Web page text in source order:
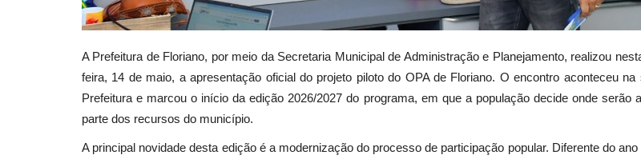
A Prefeitura de Floriano, por meio da Secretaria Municipal de Administração e Planejamento, realizou
feira, 14 de maio, a apresentação oficial do projeto piloto do OPA de Floriano. O encontro aconteceu na
Prefeitura e marcou o início da edição 2026/2027 do programa, em que a população decide onde serão
parte dos recursos do município.
A principal novidade desta edição é a modernização do processo de participação popular. Diferente do ano